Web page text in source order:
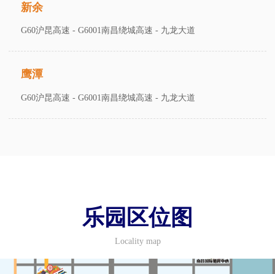
新余
G60沪昆高速 - G6001南昌绕城高速 - 九龙大道
鹰潭
G60沪昆高速 - G6001南昌绕城高速 - 九龙大道
乐园区位图
Locality map